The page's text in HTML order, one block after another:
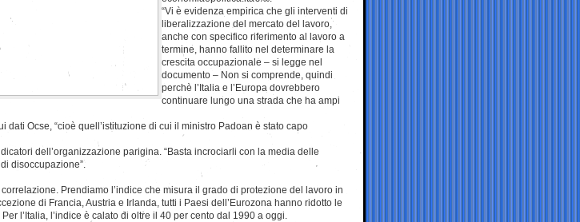
“Vi è evidenza empirica che gli interventi di
liberalizzazione del mercato del lavoro,
anche con specifico riferimento al lavoro a
termine, hanno fallito nel determinare la
crescita occupazionale – si legge nel
documento – Non si comprende, quindi
perchè l’Italia e l’Europa dovrebbero
continuare lungo una strada che ha ampi
dati Ocse, “cioè quell’istituzione di cui il ministro Padoan è stato capo
dell’organizzazione parigina. “Basta incrociarli con la media delle
disoccupazione”.
Prendiamo l’indice che misura il grado di protezione del lavoro in
di Francia, Austria e Irlanda, tutti i Paesi dell’Eurozona hanno ridotto le
l’Italia, l’indice è calato di oltre il 40 per cento dal 1990 a oggi.